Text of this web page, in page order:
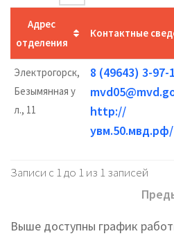
Адрес
отделения
Контактные
Электрогорск,
Безымянная у
л., 11
8 (49643) 3-97-
http://
увм.50.мвд.рф/
Записи с 1 до 1 из 1 записей
Выше доступны график